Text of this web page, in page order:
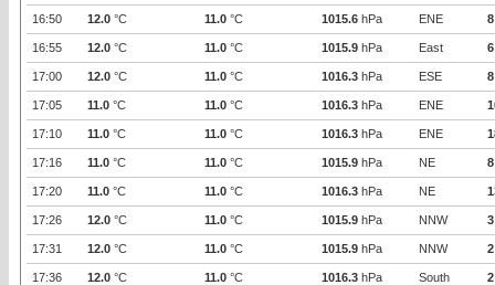
16:50 12.0 °C 11.0 °C 1015.6 hPa ENE 8
16:55 12.0 °C 11.0 °C 1015.9 hPa East 6
17:00 12.0 °C 11.0 °C 1016.3 hPa ESE 8
17:05 11.0 °C 11.0 °C 1016.3 hPa ENE
17:10 11.0 °C 11.0 °C 1016.3 hPa ENE
17:16 11.0 °C 11.0 °C 1015.9 hPa NE 8
17:20 11.0 °C 11.0 °C 1016.3 hPa NE
17:26 12.0 °C 11.0 °C 1015.9 hPa NNW 3
17:31 12.0 °C 11.0 °C 1015.9 hPa NNW 2
17:36 12.0 °C 11.0 °C 1016.3 hPa South 2